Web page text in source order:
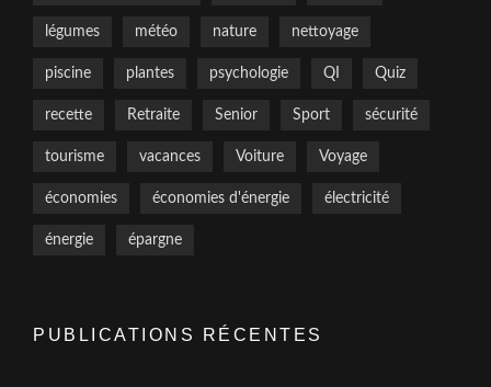
légumes météo nature nettoyage
piscine plantes psychologie QI Quiz
recette Retraite Senior Sport sécurité
tourisme vacances Voiture Voyage
économies économies d'énergie électricité
énergie épargne
PUBLICATIONS RÉCENTES